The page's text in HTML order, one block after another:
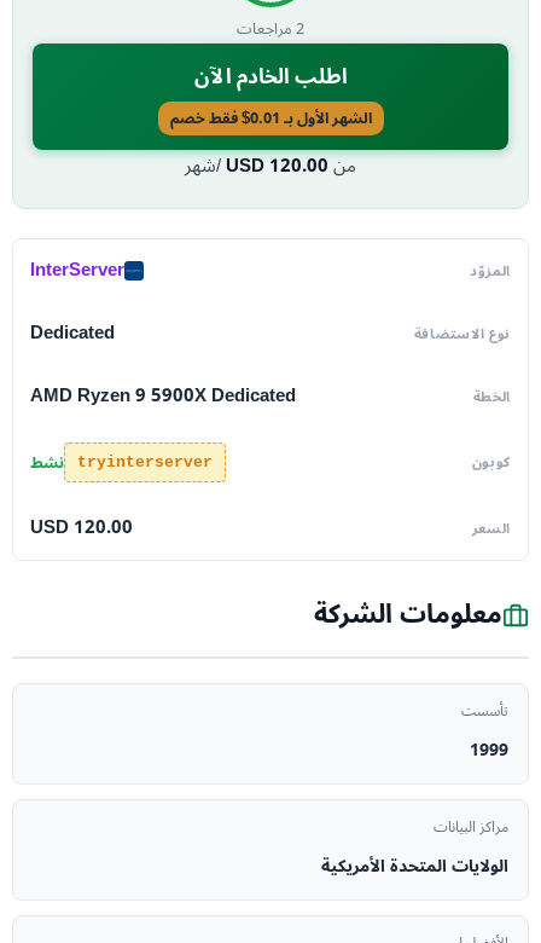
2مراجعات
اطلب الخادم الآن
الشهر الأول بـ 0.01$ فقط خصم
من USD120.00 /شهر
المزوّد InterServer
نوع الاستضافة Dedicated
الخطة AMD Ryzen 9 5900X Dedicated
كوبون tryinterserver نشط
السعر USD 120.00
معلومات الشركة
تأسست
1999
مراكز البيانات
الولايات المتحدة الأمريكية